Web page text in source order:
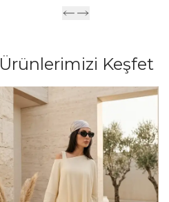
Ürünlerimizi Keşfet